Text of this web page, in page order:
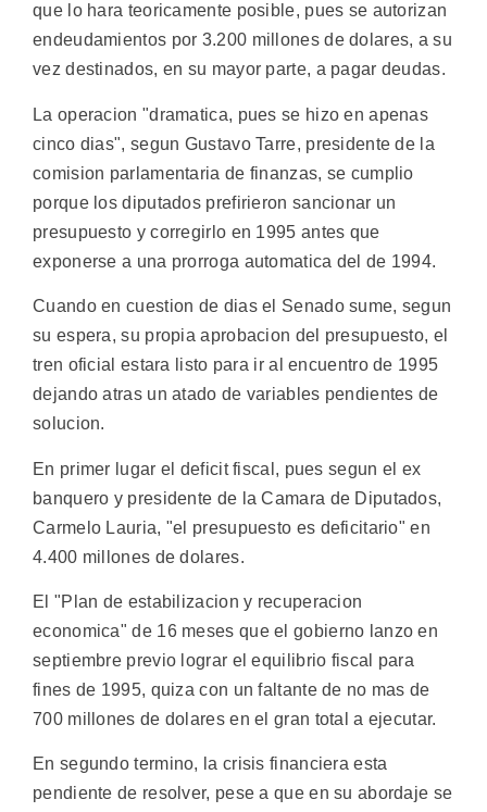
que lo hara teoricamente posible, pues se autorizan
endeudamientos por 3.200 millones de dolares, a su
vez destinados, en su mayor parte, a pagar deudas.
La operacion "dramatica, pues se hizo en apenas
cinco dias", segun Gustavo Tarre, presidente de la
comision parlamentaria de finanzas, se cumplio
porque los diputados prefirieron sancionar un
presupuesto y corregirlo en 1995 antes que
exponerse a una prorroga automatica del de 1994.
Cuando en cuestion de dias el Senado sume, segun
su espera, su propia aprobacion del presupuesto, el
tren oficial estara listo para ir al encuentro de 1995
dejando atras un atado de variables pendientes de
solucion.
En primer lugar el deficit fiscal, pues segun el ex
banquero y presidente de la Camara de Diputados,
Carmelo Lauria, "el presupuesto es deficitario" en
4.400 millones de dolares.
El "Plan de estabilizacion y recuperacion
economica" de 16 meses que el gobierno lanzo en
septiembre previo lograr el equilibrio fiscal para
fines de 1995, quiza con un faltante de no mas de
700 millones de dolares en el gran total a ejecutar.
En segundo termino, la crisis financiera esta
pendiente de resolver, pese a que en su abordaje se